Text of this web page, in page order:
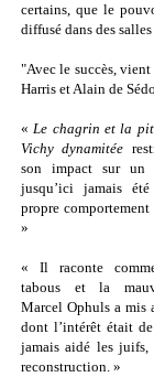
certains, que le
diffusé dans des
"Avec le succès,
Harris et Alain de
«Le chagrin et la
Vichy dynamitée
son impact sur un
jusqu’ici jamais
propre
»
« Il raconte
tabous et la
Marcel Ophuls a mis
dont l’intérêt était
jamais aidé les juifs,
reconstruction. »